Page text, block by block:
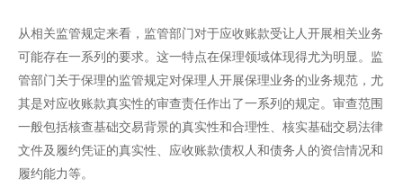
从相关监管规定来看，监管部门对于应收账款受让人开展相关业务
可能存在一系列的要求。这一特点在保理领域体现得尤为明显。监
管部门关于保理的监管规定对保理人开展保理业务的业务规范，尤
其是对应收账款真实性的审查责任作出了一系列的规定。审查范围
一般包括核查基础交易背景的真实性和合理性、核实基础交易法律
文件及履约凭证的真实性、应收账款债权人和债务人的资信情况和
履约能力等。